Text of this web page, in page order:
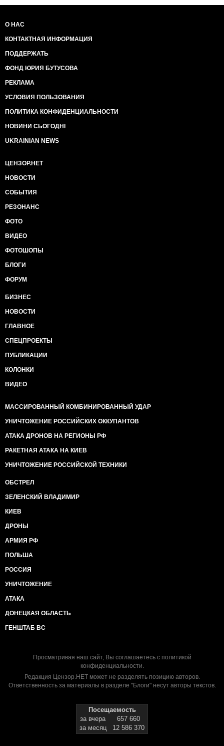
О НАС
КОНТАКТНАЯ ИНФОРМАЦИЯ
ПОДДЕРЖАТЬ
ФОНД ЮРИЯ БУТУСОВА
РЕКЛАМА
УСЛОВИЯ ПОЛЬЗОВАНИЯ
ПОЛИТИКА КОНФИДЕНЦИАЛЬНОСТИ
НОВИНИ СЬОГОДНІ
UKRAINIAN NEWS
ЦЕНЗОР.НЕТ
НОВОСТИ
СОБЫТИЯ
РЕЗОНАНС
ФОТО
ВИДЕО
ФОТОШОПЫ
БЛОГИ
ФОРУМ
БИЗНЕС
НОВОСТИ
ГЛАВНОЕ
СПЕЦПРОЕКТЫ
ПУБЛИКАЦИИ
КОЛОНКИ
ВИДЕО
МАССИРОВАННЫЙ КОМБИНИРОВАННЫЙ УДАР
УНИЧТОЖЕНИЕ РОССИЙСКИХ ОККУПАНТОВ
АТАКА ДРОНОВ НА РЕГИОНЫ РФ
РАКЕТНАЯ АТАКА НА КИЕВ
УНИЧТОЖЕНИЕ РОССИЙСКОЙ ТЕХНИКИ
ОБСТРЕЛ
ЗЕЛЕНСКИЙ ВЛАДИМИР
КИЕВ
ДРОНЫ
АРМИЯ РФ
ПОЛЬША
РОССИЯ
УНИЧТОЖЕНИЕ
АТАКА
ДОНЕЦКАЯ ОБЛАСТЬ
ГЕНШТАБ ВС
Просматривая наш сайт, Вы соглашаетесь с политикой
конфиденциальности.
Редакция Цензор.НЕТ может не разделять позицию авторов.
Ответственность за материалы в разделе "Блоги" несут авторы текстов.
Посещаемость
за вчера
657 660
за месяц
12 586 370